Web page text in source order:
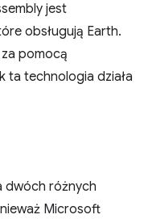
jest
obsługują Earth.
pomocą
ta technologia działa
dwóch różnych
Microsoft